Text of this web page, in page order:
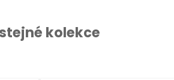
kolekce